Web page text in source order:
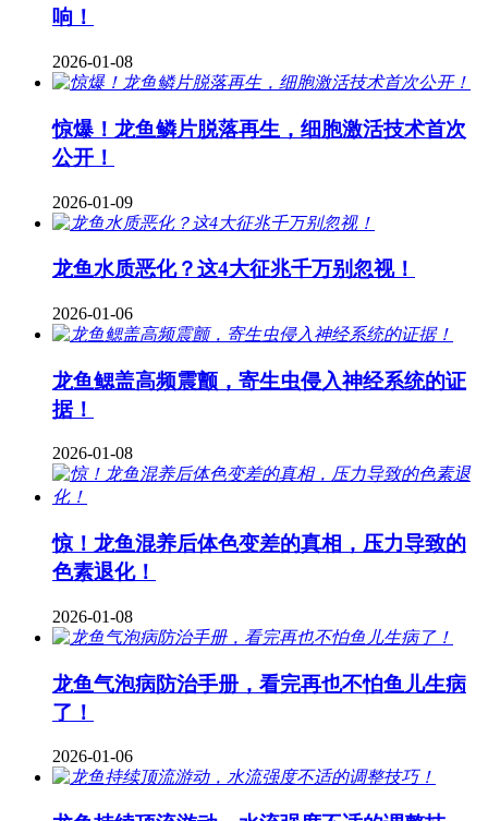
响！
2026-01-08
惊爆！龙鱼鳞片脱落再生，细胞激活技术首次
公开！
2026-01-09
龙鱼水质恶化？这4大征兆千万别忽视！
2026-01-06
龙鱼鳃盖高频震颤，寄生虫侵入神经系统的证
据！
2026-01-08
惊！龙鱼混养后体色变差的真相，压力导致的
色素退化！
2026-01-08
龙鱼气泡病防治手册，看完再也不怕鱼儿生病
了！
2026-01-06